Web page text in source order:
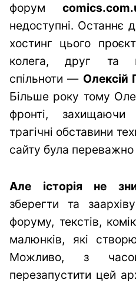
форум
недоступні. Останнє
хостинг цього
колега, друг та
спільноти — Олексій
Більше року тому
фронті,
трагічні обставини
сайту була
Але історія не
зберегти та
форуму, текстів,
малюнків, які
Можливо, з
перезапустити цей